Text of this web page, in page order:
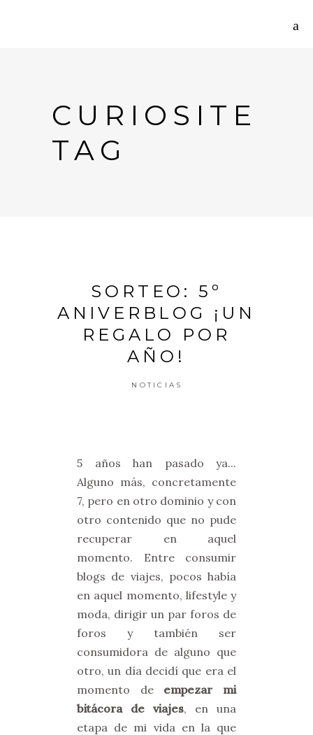
CURIOSITE
TAG
SORTEO: 5º
ANIVERBLOG ¡UN
REGALO POR
AÑO!
NOTICIAS
5 años han pasado ya...
Alguno más, concretamente
7, pero en otro dominio y con
otro contenido que no pude
recuperar en aquel
momento. Entre consumir
blogs de viajes, pocos había
en aquel momento, lifestyle y
moda, dirigir un par foros de
foros y también ser
consumidora de alguno que
otro, un día decidí que era el
momento de empezar mi
bitácora de viajes, en una
etapa de mi vida en la que